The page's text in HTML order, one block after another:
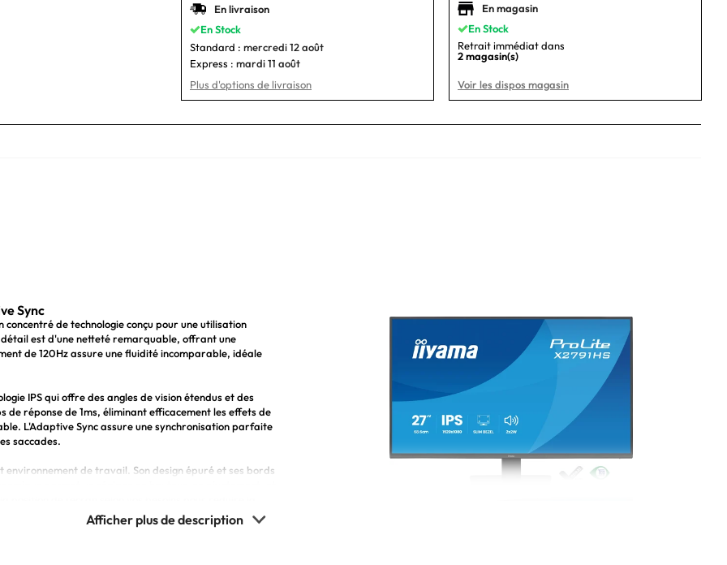
En livraison
En Stock
Standard : mercredi 12 août
Express : mardi 11 août
Plus d'options de livraison
En magasin
En Stock
Retrait immédiat dans
2 magasin(s)
Voir les dispos magasin
Sync
de technologie conçu pour une utilisation
est d'une netteté remarquable, offrant une
de 120Hz assure une fluidité incomparable, idéale
IPS qui offre des angles de vision étendus et des
réponse de 1ms, éliminant efficacement les effets de
L'Adaptive Sync assure une synchronisation parfaite
saccades.
de travail. Son design épuré et ses bords